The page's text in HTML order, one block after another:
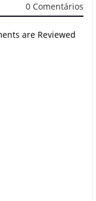
0 Comentários
are Reviewed